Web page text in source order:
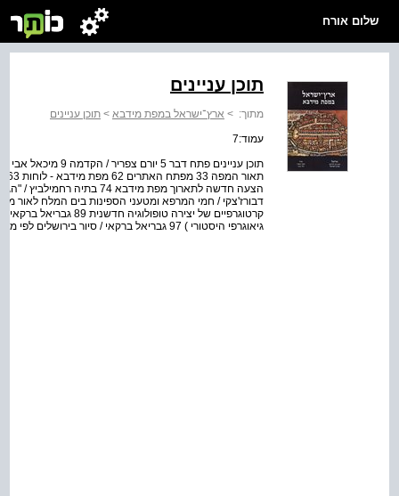
שלום אורח
תוכן עניינים
מתוך: > ארץ־ישראל במפת מידבא > תוכן עניינים
עמוד:7
קרטוגרפיים של יצירה
גיאוגרפי היסטורי ) 97 גבריאל ברקאי / סיור בירושלים לפי מפת מידבא 112 ביבליוגרפיה 126